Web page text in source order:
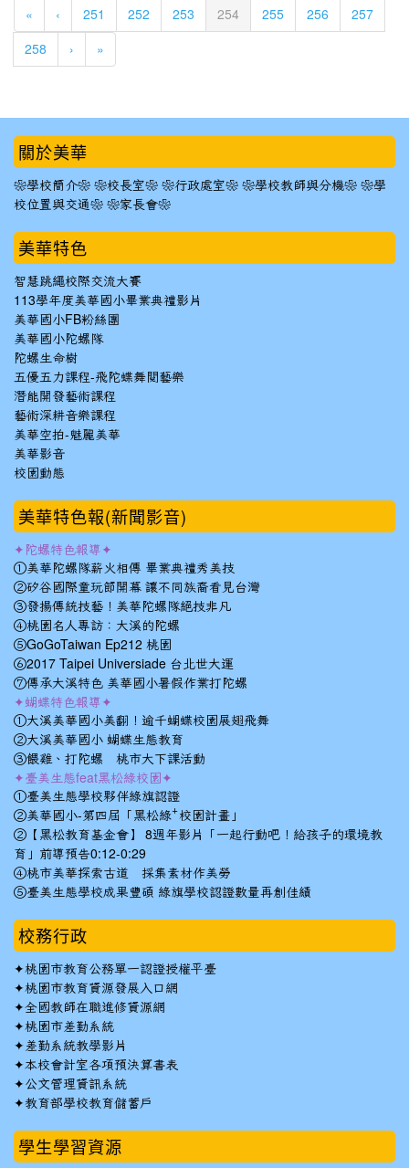
« ‹ 251 252 253 254(current)
255 256 257
258 › »
::: 關於美華
❀學校簡介❀ ❀校長室❀ ❀行政處室❀ ❀學校教師與分機❀ ❀學
校位置與交通❀ ❀家長會❀
美華特色
智慧跳繩校際交流大賽
113學年度美華國小畢業典禮影片
美華國小FB粉絲團
美華國小陀螺隊
陀螺生命樹
五優五力課程-飛陀蝶舞閱藝樂
潛能開發藝術課程
藝術深耕音樂課程
美華空拍-魅麗美華
美華影音
校園動態
美華特色報(新聞影音)
✦陀螺特色報導✦
①美華陀螺隊薪火相傳 畢業典禮秀美技
②矽谷國際童玩節開幕 讓不同族裔看見台灣
③發揚傳統技藝！美華陀螺隊絕技非凡
④桃園名人專訪：大溪的陀螺
⑤GoGoTaiwan Ep212 桃園
⑥2017 Taipei Universiade 台北世大運
⑦傳承大溪特色 美華國小暑假作業打陀螺
✦蝴蝶特色報導✦
①大溪美華國小美翻！逾千蝴蝶校園展翅飛舞
②大溪美華國小 蝴蝶生態教育
③餵雞、打陀螺 桃市大下課活動
✦臺美生態feat黑松綠校園✦
①臺美生態學校夥伴綠旗認證
②美華國小-第四屆「黑松綠⁺校園計畫」
②【黑松教育基金會】 8週年影片「一起行動吧！給孩子的環境教
育」前導預告0:12-0:29
④桃市美華探索古道 採集素材作美勞
⑤臺美生態學校成果豐碩 綠旗學校認證數量再創佳績
校務行政
✦桃園市教育公務單一認證授權平臺
✦桃園市教育資源發展入口網
✦全國教師在職進修資源網
✦桃園市差勤系統
✦ 差勤系統教學影片
✦本校會計室各項預決算書表
✦公文管理資訊系統
✦教育部學校教育儲蓄戶
學生學習資源